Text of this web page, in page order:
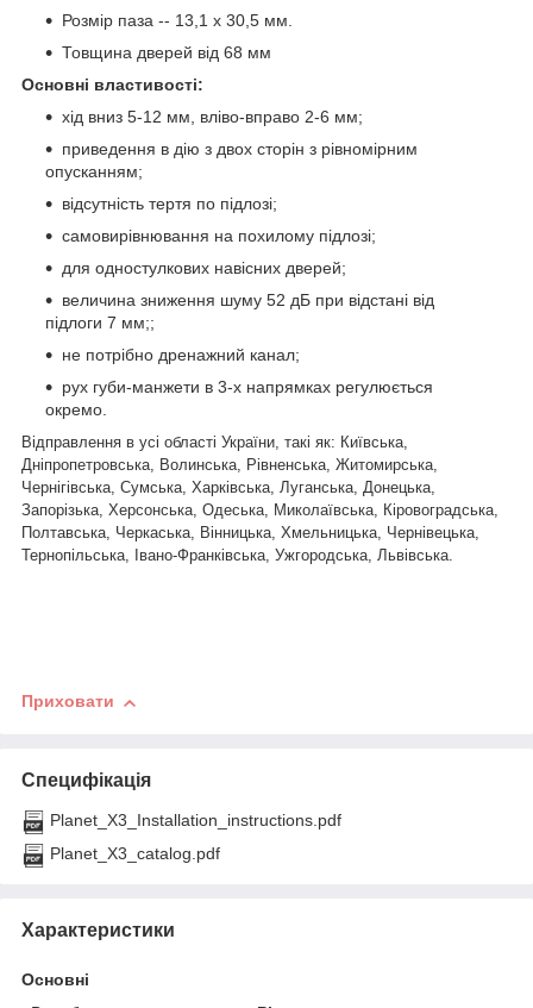
Розмір паза -- 13,1 х 30,5 мм.
Товщина дверей від 68 мм
Основні властивості:
хід вниз 5-12 мм, вліво-вправо 2-6 мм;
приведення в дію з двох сторін з рівномірним
опусканням;
відсутність тертя по підлозі;
самовирівнювання на похилому підлозі;
для одностулкових навісних дверей;
величина зниження шуму 52 дБ при відстані від
підлоги 7 мм;;
не потрібно дренажний канал;
рух губи-манжети в 3-х напрямках регулюється
окремо.
Відправлення в усі області України, такі як: Київська,
Дніпропетровська, Волинська, Рівненська, Житомирська,
Чернігівська, Сумська, Харківська, Луганська, Донецька,
Запорізька, Херсонська, Одеська, Миколаївська, Кіровоградська,
Полтавська, Черкаська, Вінницька, Хмельницька, Чернівецька,
Тернопільська, Івано-Франківська, Ужгородська, Львівська.
Приховати
Специфікація
Planet_X3_Installation_instructions.pdf
Planet_X3_catalog.pdf
Характеристики
Основні